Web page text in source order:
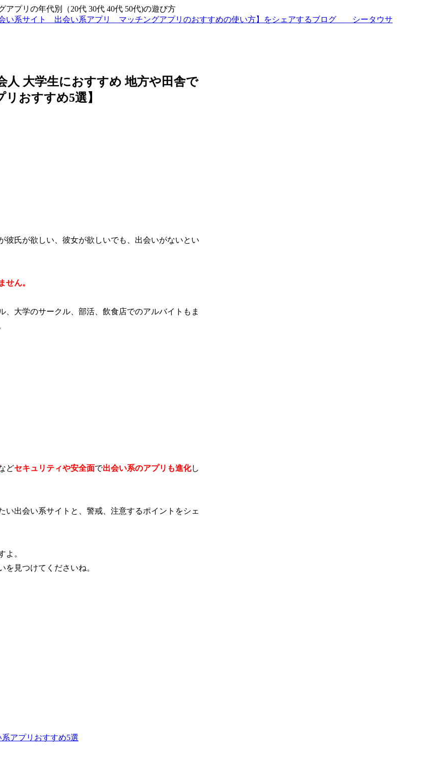
プリの年代別（20代 30代 40代 50代)の遊び方
い系サイト 出会い系アプリ マッチングアプリのおすすめの使い方】をシェアするブログ シータウサ
人 大学生におすすめ 地方や田舎で
おすすめ5選】
氏が欲しい、彼女が欲しいでも、出会いがないとい
せん。
大学のサークル、部活、飲食店でのアルバイトもま
どセキュリティや安全面で出会い系のアプリも進化し
出会い系サイトと、警戒、注意するポイントをシェ
よ。
見つけてくださいね。
アプリおすすめ5選